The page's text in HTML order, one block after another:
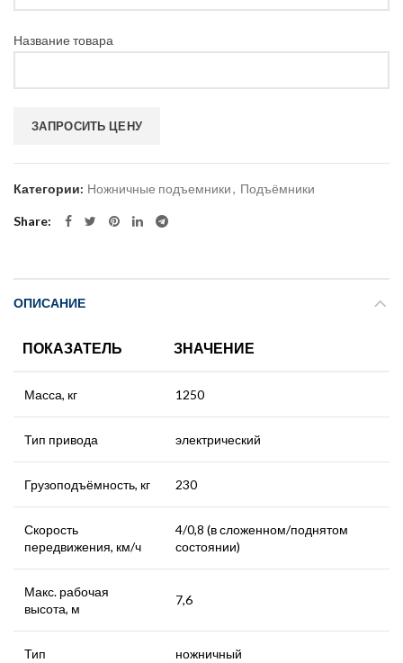
Название товара
Категории: Ножничные подъемники, Подъёмники
Share
ОПИСАНИЕ
ПОКАЗАТЕЛЬ ЗНАЧЕНИЕ
Масса, кг 1250
Тип привода электрический
Грузоподъёмность, кг 230
Скорость
передвижения, км/ч
4/0,8 (в сложенном/поднятом
состоянии)
Макс. рабочая
высота, м
7,6
Тип ножничный